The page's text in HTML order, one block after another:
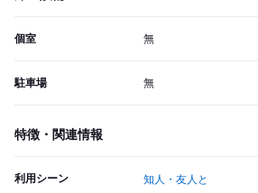
個室 無
駐車場 無
特徴・関連情報
利用シーン 知人・友人と